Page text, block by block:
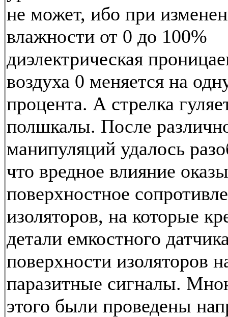
не может, ибо при
влажности от 0 до 100%
диэлектрическая
воздуха 0 меняется на
процента. А стрелка
полшкалы. После
манипуляций удалось
что вредное влияние
поверхностное
изоляторов, на которые
детали емкостного
поверхности изоляторов
паразитные сигналы.
этого были проведены